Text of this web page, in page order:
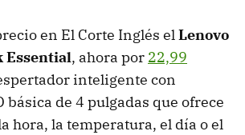
en El Corte Inglés elLenovo
Essential, ahora por 22,99
inteligente con
básica de 4 pulgadas que ofrece
hora, la temperatura, el día o el